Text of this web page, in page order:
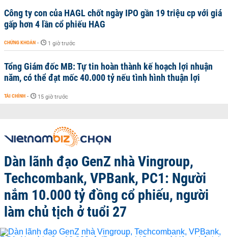
Công ty con của HAGL chốt ngày IPO gần 19 triệu cp với giá
gấp hơn 4 lần cổ phiếu HAG
CHỨNG KHOÁN - 1 giờ trước
Tổng Giám đốc MB: Tự tin hoàn thành kế hoạch lợi nhuận
năm, có thể đạt mốc 40.000 tỷ nếu tình hình thuận lợi
TÀI CHÍNH - 15 giờ trước
Dàn lãnh đạo GenZ nhà Vingroup,
Techcombank, VPBank, PC1: Người
nắm 10.000 tỷ đồng cổ phiếu, người
làm chủ tịch ở tuổi 27